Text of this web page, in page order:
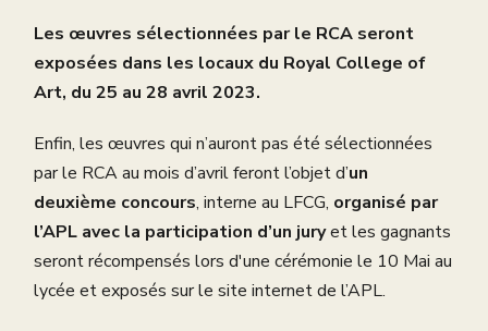
Les œuvres sélectionnées par le RCA seront
exposées dans les locaux du Royal College of
Art, du 25 au 28 avril 2023.
Enfin, les œuvres qui n’auront pas été sélectionnées
par le RCA au mois d’avril feront l’objet d’un
deuxième concours, interne au LFCG, organisé par
l’APL avec la participation d’un juryet les gagnants
seront récompensés lors d'une cérémonie le 10 Mai au
lycée et exposés sur le site internet de l’APL.